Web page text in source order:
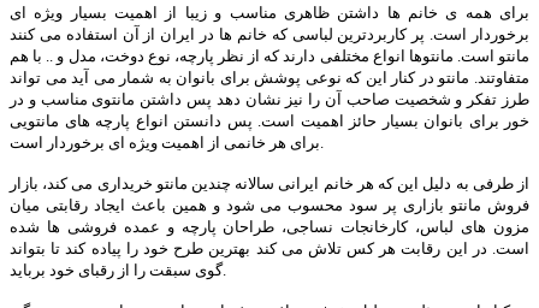
برای همه ی خانم ها داشتن ظاهری مناسب و زیبا از اهمیت بسیار ویژه ای
برخوردار است. پر کاربردترین لباسی که خانم ها در ایران از آن استفاده می کنند
مانتو است. مانتوها انواع مختلفی دارند که از نظر پارچه، نوع دوخت، مدل و .. با هم
متفاوتند. مانتو در کنار این که نوعی پوشش برای بانوان به شمار می آید می تواند
طرز تفکر و شخصیت صاحب آن را نیز نشان دهد پس داشتن مانتوی مناسب و در
خور برای بانوان بسیار حائز اهمیت است. پس دانستن انواع پارچه های مانتویی
برای هر خانمی از اهمیت ویژه ای برخوردار است.
از طرفی به دلیل این که هر خانم ایرانی سالانه چندین مانتو خریداری می کند، بازار
فروش مانتو بازاری پر سود محسوب می شود و همین باعث ایجاد رقابتی میان
مزون های لباس، کارخانجات نساجی، طراحان پارچه و عمده فروشی ها شده
است. در این رقابت هر کس تلاش می کند بهترین طرح خود را پیاده کند تا بتواند
گوی سبقت را از رقبای خود برباید.